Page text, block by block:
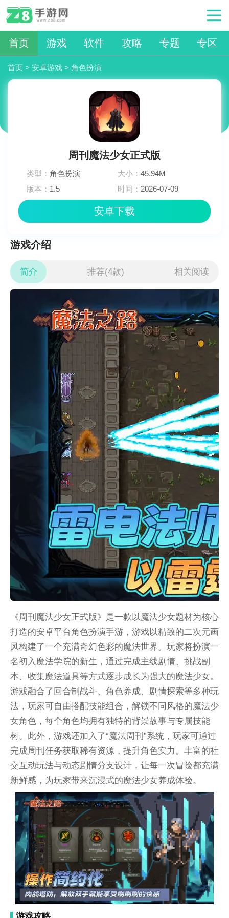
首页 游戏 软件 攻略 专题 专区
首页 > 安卓游戏 > 角色扮演
周刊魔法少女正式版
类型：角色扮演 大小：45.94M
版本： 1.5 时间： 2026-07-09
安卓下载
游戏介绍
简介 推荐(4款) 相关阅读
《周刊魔法少女正式版》是一款以魔法少女题材为核心
打造的安卓平台角色扮演手游，游戏以精致的二次元画
风构建了一个充满奇幻色彩的魔法世界。玩家将扮演一
名初入魔法学院的新生，通过完成主线剧情、挑战副
本、收集魔法道具等方式逐步成长为强大的魔法少女。
游戏融合了回合制战斗、角色养成、剧情探索等多种玩
法，玩家可自由搭配技能组合，解锁不同风格的魔法少
女角色，每个角色均拥有独特的背景故事与专属技能
树。此外，游戏还加入了“魔法周刊”系统，玩家可通过
完成周刊任务获取稀有资源，提升角色实力。丰富的社
交互动玩法与动态剧情分支设计，让每一次冒险都充满
新鲜感，为玩家带来沉浸式的魔法少女养成体验。